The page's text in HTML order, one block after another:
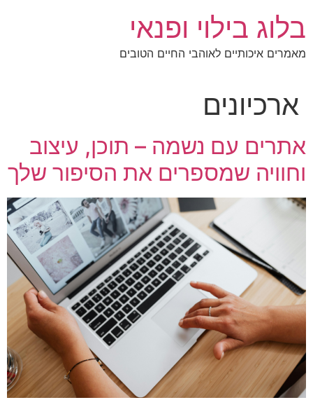
לתוכן
בלוג בילוי ופנאי
מאמרים איכותיים לאוהבי החיים הטובים
ארכיונים
אתרים עם נשמה – תוכן, עיצוב
וחוויה שמספרים את הסיפור שלך